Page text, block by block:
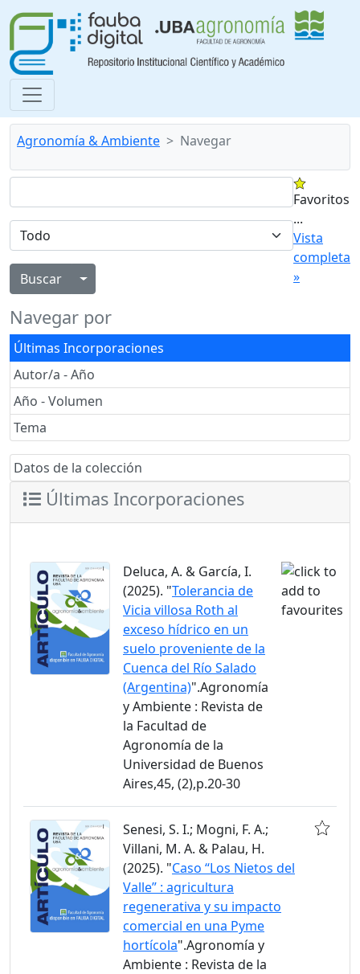
Agronomía & Ambiente Navegar
Alternar menú desplegable
Favoritos
...
Vista
completa
»
Navegar por
Últimas Incorporaciones
Autor/a - Año
Año - Volumen
Tema
Datos de la colección
Últimas Incorporaciones
Deluca, A. & García, I.
(2025). "Tolerancia de
Vicia villosa Roth al
exceso hídrico en un
suelo proveniente de la
Cuenca del Río Salado
(Argentina)".Agronomía
y Ambiente : Revista de
la Facultad de
Agronomía de la
Universidad de Buenos
Aires,45, (2),p.20-30
Senesi, S. I.; Mogni, F. A.;
Villani, M. A. & Palau, H.
(2025). "Caso “Los Nietos del
Valle” : agricultura
regenerativa y su impacto
comercial en una Pyme
hortícola".Agronomía y
Ambiente : Revista de la